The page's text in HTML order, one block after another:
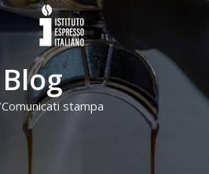
Blog
Comunicati stampa